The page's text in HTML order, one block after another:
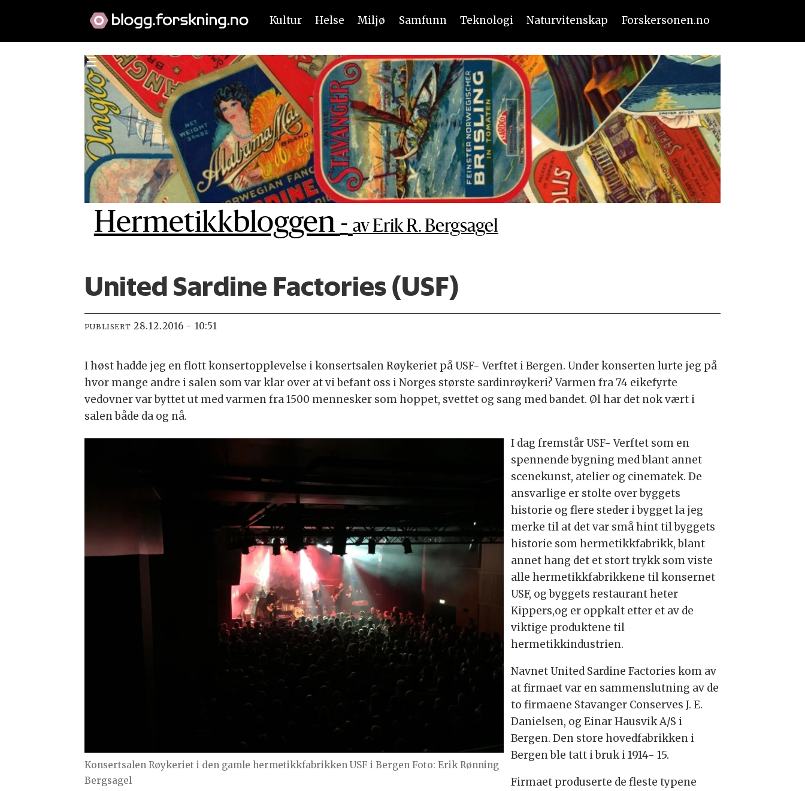
Kultur Helse Miljø Samfunn Teknologi Naturvitenskap Forskersonen.no
Hermetikkbloggen - av Erik R. Bergsagel
United Sardine Factories (USF)
PUBLISERT 28.12.2016 - 10:51
I høst hadde jeg en flott konsertopplevelse i konsertsalen Røykeriet på USF- Verftet i Bergen. Under konserten lurte jeg på
hvor mange andre i salen som var klar over at vi befant oss i Norges største sardinrøykeri? Varmen fra 74 eikefyrte
vedovner var byttet ut med varmen fra 1500 mennesker som hoppet, svettet og sang med bandet. Øl har det nok vært i
salen både da og nå.
Konsertsalen Røykeriet i den gamle hermetikkfabrikken USF i Bergen Foto: Erik Rønning
Bergsagel
I dag fremstår USF- Verftet som en
spennende bygning med blant annet
scenekunst, atelier og cinematek. De
ansvarlige er stolte over byggets
historie og flere steder i bygget la jeg
merke til at det var små hint til byggets
historie som hermetikkfabrikk, blant
annet hang det et stort trykk som viste
alle hermetikkfabrikkene til konsernet
USF, og byggets restaurant heter
Kippers,og er oppkalt etter et av de
viktige produktene til
hermetikkindustrien.
Navnet United Sardine Factories kom av
at firmaet var en sammenslutning av de
to firmaene Stavanger Conserves J. E.
Danielsen, og Einar Hausvik A/S i
Bergen. Den store hovedfabrikken i
Bergen ble tatt i bruk i 1914- 15.
Firmaet produserte de fleste typene